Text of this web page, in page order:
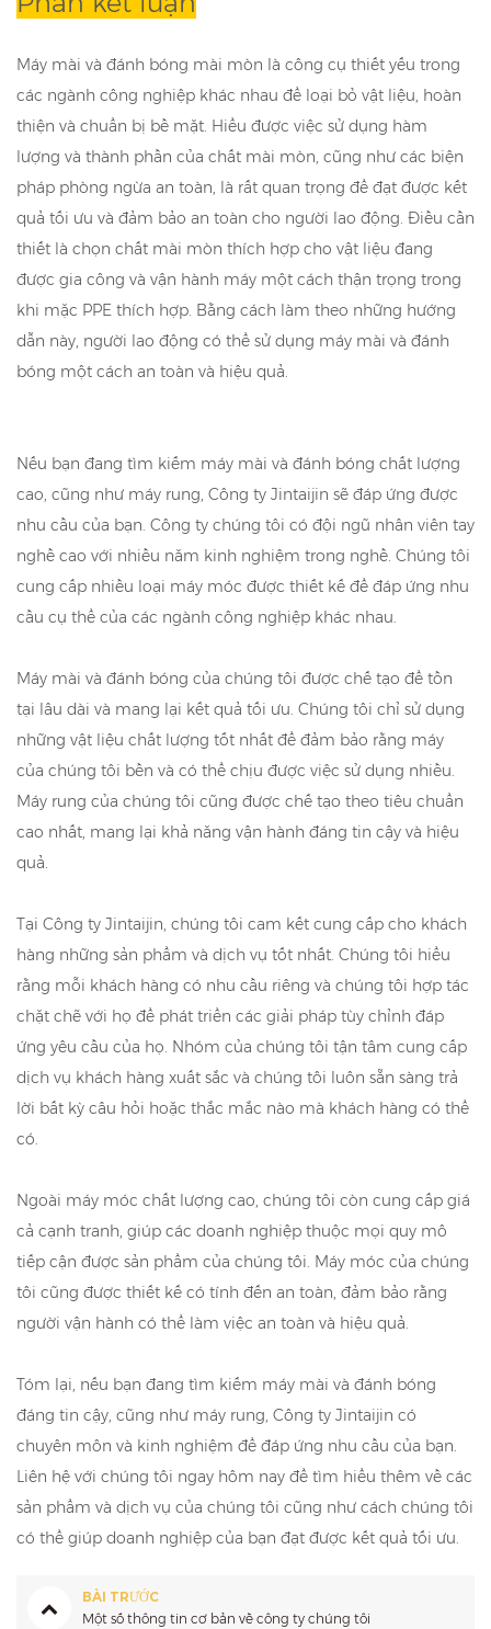
Máy mài và đánh bóng mài mòn là công cụ thiết yếu trong
các ngành công nghiệp khác nhau để loại bỏ vật liệu, hoàn
thiện và chuẩn bị bề mặt. Hiểu được việc sử dụng hàm
lượng và thành phần của chất mài mòn, cũng như các biện
pháp phòng ngừa an toàn, là rất quan trọng để đạt được kết
quả tối ưu và đảm bảo an toàn cho người lao động. Điều cần
thiết là chọn chất mài mòn thích hợp cho vật liệu đang
được gia công và vận hành máy một cách thận trọng trong
khi mặc PPE thích hợp. Bằng cách làm theo những hướng
dẫn này, người lao động có thể sử dụng máy mài và đánh
bóng một cách an toàn và hiệu quả.
Nếu bạn đang tìm kiếm máy mài và đánh bóng chất lượng
cao, cũng như máy rung, Công ty Jintaijin sẽ đáp ứng được
nhu cầu của bạn. Công ty chúng tôi có đội ngũ nhân viên tay
nghề cao với nhiều năm kinh nghiệm trong nghề. Chúng tôi
cung cấp nhiều loại máy móc được thiết kế để đáp ứng nhu
cầu cụ thể của các ngành công nghiệp khác nhau.
Máy mài và đánh bóng của chúng tôi được chế tạo để tồn
tại lâu dài và mang lại kết quả tối ưu. Chúng tôi chỉ sử dụng
những vật liệu chất lượng tốt nhất để đảm bảo rằng máy
của chúng tôi bền và có thể chịu được việc sử dụng nhiều.
Máy rung của chúng tôi cũng được chế tạo theo tiêu chuẩn
cao nhất, mang lại khả năng vận hành đáng tin cậy và hiệu
quả.
Tại Công ty Jintaijin, chúng tôi cam kết cung cấp cho khách
hàng những sản phẩm và dịch vụ tốt nhất. Chúng tôi hiểu
rằng mỗi khách hàng có nhu cầu riêng và chúng tôi hợp tác
chặt chẽ với họ để phát triển các giải pháp tùy chỉnh đáp
ứng yêu cầu của họ. Nhóm của chúng tôi tận tâm cung cấp
dịch vụ khách hàng xuất sắc và chúng tôi luôn sẵn sàng trả
lời bất kỳ câu hỏi hoặc thắc mắc nào mà khách hàng có thể
có.
Ngoài máy móc chất lượng cao, chúng tôi còn cung cấp giá
cả cạnh tranh, giúp các doanh nghiệp thuộc mọi quy mô
tiếp cận được sản phẩm của chúng tôi. Máy móc của chúng
tôi cũng được thiết kế có tính đến an toàn, đảm bảo rằng
người vận hành có thể làm việc an toàn và hiệu quả.
Tóm lại, nếu bạn đang tìm kiếm máy mài và đánh bóng
đáng tin cậy, cũng như máy rung, Công ty Jintaijin có
chuyên môn và kinh nghiệm để đáp ứng nhu cầu của bạn.
Liên hệ với chúng tôi ngay hôm nay để tìm hiểu thêm về các
sản phẩm và dịch vụ của chúng tôi cũng như cách chúng tôi
có thể giúp doanh nghiệp của bạn đạt được kết quả tối ưu.
BÀI TRƯỚC
Một số thông tin cơ bản về công ty chúng tôi